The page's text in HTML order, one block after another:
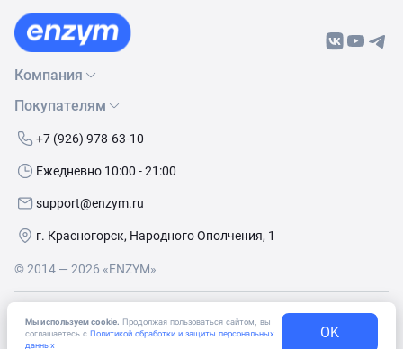
Мы используем cookie. Продолжая пользоваться сайтом, вы
соглашаетесь с Политикой обработки и защиты персональных
данных
OK
Компания
О нас
Бренды
Контакты
Покупателям
Как сделать заказ
Условия доставки
+7 (926) 978-63-10
Ежедневно 10:00 - 21:00
support@enzym.ru
г. Красногорск, Народного Ополчения, 1
© 2014 — 2026 «ENZYM»
Согласие
на получение рекламно-информационных
материалов